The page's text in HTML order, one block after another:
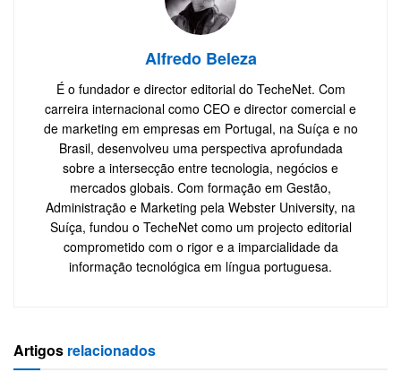
Alfredo Beleza
É o fundador e director editorial do TecheNet. Com
carreira internacional como CEO e director comercial e
de marketing em empresas em Portugal, na Suíça e no
Brasil, desenvolveu uma perspectiva aprofundada
sobre a intersecção entre tecnologia, negócios e
mercados globais. Com formação em Gestão,
Administração e Marketing pela Webster University, na
Suíça, fundou o TecheNet como um projecto editorial
comprometido com o rigor e a imparcialidade da
informação tecnológica em língua portuguesa.
Artigos relacionados